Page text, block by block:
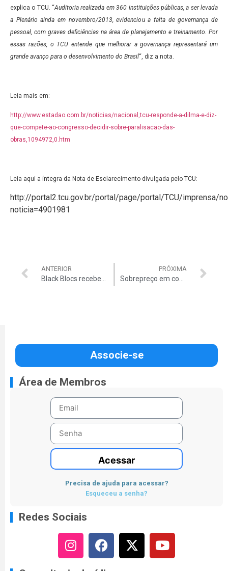
explica o TCU. “Auditoria realizada em 360 instituições públicas, a ser levada
a Plenário ainda em novembro/2013, evidenciou a falta de governança de
pessoal, com graves deficiências na área de planejamento e treinamento. Por
essas razões, o TCU entende que melhorar a governança representará um
grande avanço para o desenvolvimento do Brasil“, diz a nota.
Leia mais em:
http://www.estadao.com.br/noticias/nacional,tcu-responde-a-dilma-e-diz-
que-compete-ao-congresso-decidir-sobre-paralisacao-das-
obras,1094972,0.htm
Leia aqui a íntegra da Nota de Esclarecimento divulgada pelo TCU:
http://portal2.tcu.gov.br/portal/page/portal/TCU/imprensa/
noticia=4901981
ANTERIOR PRÓXIMA
Associe-se
Área de Membros
Acessar
Precisa de ajuda para acessar?
Esqueceu a senha?
Redes Sociais